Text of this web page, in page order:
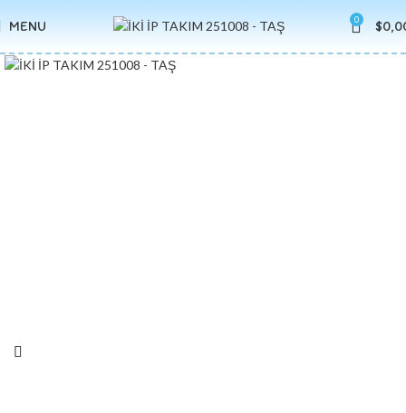
MENU 0 $